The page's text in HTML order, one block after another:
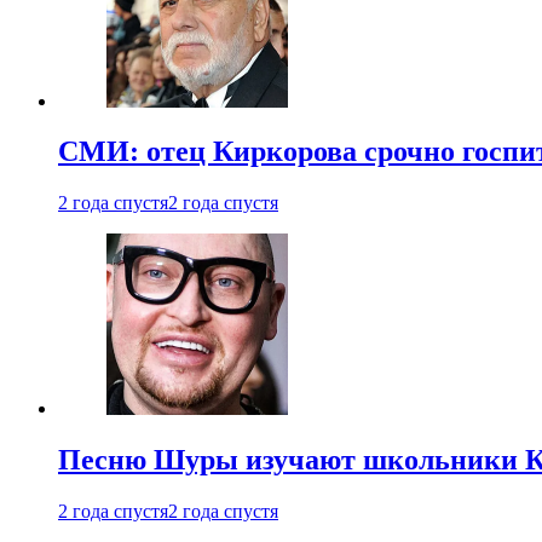
СМИ: отец Киркорова срочно
2 года спустя2 года спустя
Песню Шуры изучают школьники
2 года спустя2 года спустя